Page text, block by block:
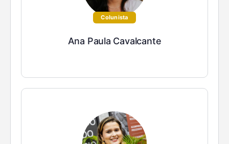
Colunista
Ana Paula Cavalcante